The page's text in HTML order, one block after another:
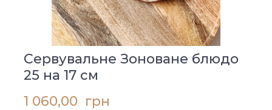
Сервувальне Зоноване блюдо
25 на 17 см
1 060,00  грн